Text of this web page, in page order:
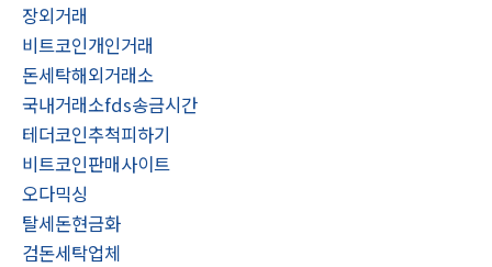
장외거래
비트코인개인거래
돈세탁해외거래소
국내거래소fds송금시간
테더코인추척피하기
비트코인판매사이트
오다믹싱
탈세돈현금화
검돈세탁업체